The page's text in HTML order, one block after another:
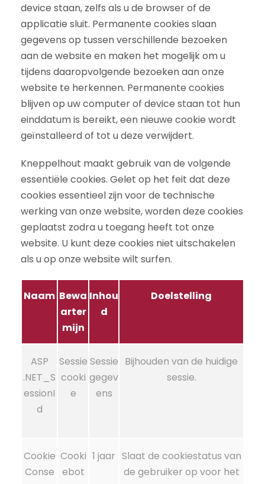
device staan, zelfs als u de browser of de
applicatie sluit. Permanente cookies slaan
gegevens op tussen verschillende bezoeken
aan de website en maken het mogelijk om u
tijdens daaropvolgende bezoeken aan onze
website te herkennen. Permanente cookies
blijven op uw computer of device staan tot hun
einddatum is bereikt, een nieuwe cookie wordt
geïnstalleerd of tot u deze verwijdert.
Kneppelhout maakt gebruik van de volgende
essentiële cookies. Gelet op het feit dat deze
cookies essentieel zijn voor de technische
werking van onze website, worden deze cookies
geplaatst zodra u toegang heeft tot onze
website. U kunt deze cookies niet uitschakelen
als u op onze website wilt surfen.
Naam Bewa
arter
mijn
Inhou
d
Doelstelling
ASP
.NET_S
essionI
d
Sessie
cooki
e
Sessie
gegev
ens
Bijhouden van de huidige
sessie.
Cookie
Conse
Cooki
ebot
1 jaar Slaat de cookiestatus van
de gebruiker op voor het